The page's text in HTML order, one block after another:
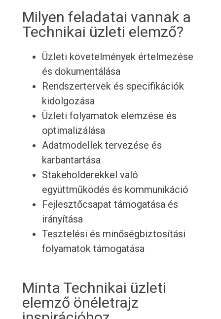
Milyen feladatai vannak a
Technikai üzleti elemző?
Üzleti követelmények értelmezése
és dokumentálása
Rendszertervek és specifikációk
kidolgozása
Üzleti folyamatok elemzése és
optimalizálása
Adatmodellek tervezése és
karbantartása
Stakeholderekkel való
együttműködés és kommunikáció
Fejlesztőcsapat támogatása és
irányítása
Tesztelési és minőségbiztosítási
folyamatok támogatása
Minta Technikai üzleti
elemző önéletrajz